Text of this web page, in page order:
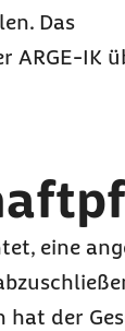
Das
IK
eine
der